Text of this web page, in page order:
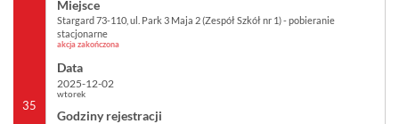
35
Stargard 73-110, ul. Park 3 Maja 2 (Zespół Szkół nr 1) - pobieranie
stacjonarne
akcja zakończona
2025-12-02
wtorek